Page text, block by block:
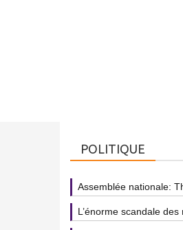
POLITIQUE
Assemblée nationale:
L’énorme scandale des